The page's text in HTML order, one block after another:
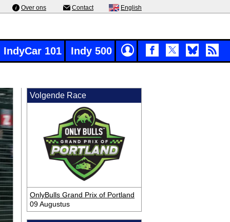
Over ons Contact English
IndyCar 101 Indy 500
Volgende Race
OnlyBulls Grand Prix of Portland
09 Augustus